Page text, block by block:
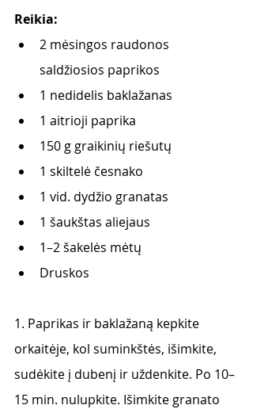
Reikia:
2 mėsingos raudonos
saldžiosios paprikos
1 nedidelis baklažanas
1 aitrioji paprika
150 g graikinių riešutų
1 skiltelė česnako
1 vid. dydžio granatas
1 šaukštas aliejaus
1–2 šakelės mėtų
Druskos
1. Paprikas ir baklažaną kepkite
orkaitėje, kol suminkštės, išimkite,
sudėkite į dubenį ir uždenkite. Po 10–
15 min. nulupkite. Išimkite granato